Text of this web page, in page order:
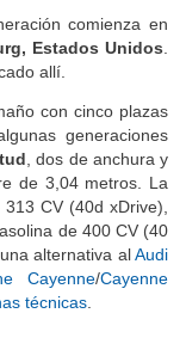
con cinco plazas
generaciones
, dos de anchura y
de 3,04 metros. La
CV (40d xDrive),
de 400 CV (40
una alternativa alAudi
Cayenne/Cayenne
técnicas
comienza en
Estados Unidos
allí.